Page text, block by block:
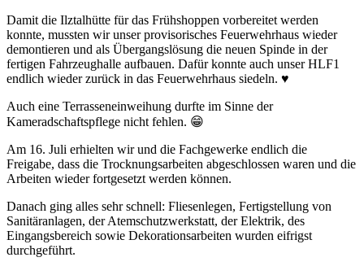
Damit die Ilztalhütte für das Frühshoppen vorbereitet werden
konnte, mussten wir unser provisorisches Feuerwehrhaus wieder
demontieren und als Übergangslösung die neuen Spinde in der
fertigen Fahrzeughalle aufbauen. Dafür konnte auch unser HLF1
endlich wieder zurück in das Feuerwehrhaus siedeln. ♥️
Auch eine Terrasseneinweihung durfte im Sinne der
Kameradschaftspflege nicht fehlen. 😁
Am 16. Juli erhielten wir und die Fachgewerke endlich die
Freigabe, dass die Trocknungsarbeiten abgeschlossen waren und die
Arbeiten wieder fortgesetzt werden können.
Danach ging alles sehr schnell: Fliesenlegen, Fertigstellung von
Sanitäranlagen, der Atemschutzwerkstatt, der Elektrik, des
Eingangsbereich sowie Dekorationsarbeiten wurden eifrigst
durchgeführt.